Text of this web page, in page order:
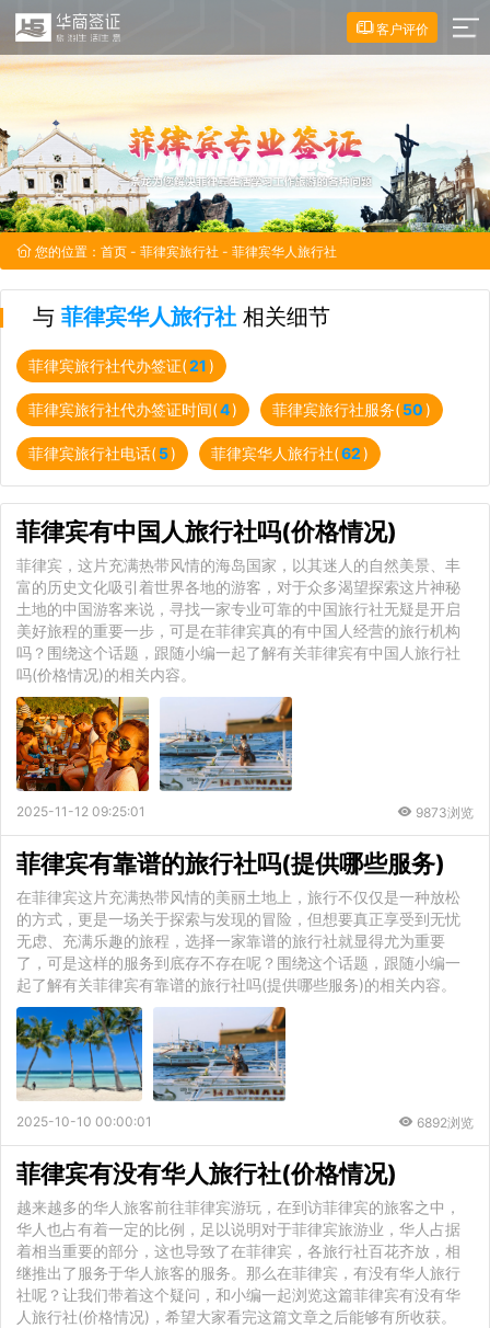
客户评价
您的位置： 首页 - 菲律宾旅行社 - 菲律宾华人旅行社
与 菲律宾华人旅行社 相关细节
菲律宾旅行社代办签证(21)
菲律宾旅行社代办签证时间(4) 菲律宾旅行社服务(50)
菲律宾旅行社电话(5) 菲律宾华人旅行社(62)
菲律宾有中国人旅行社吗(价格情况)
菲律宾，这片充满热带风情的海岛国家，以其迷人的自然美景、丰
富的历史文化吸引着世界各地的游客，对于众多渴望探索这片神秘
土地的中国游客来说，寻找一家专业可靠的中国旅行社无疑是开启
美好旅程的重要一步，可是在菲律宾真的有中国人经营的旅行机构
吗？围绕这个话题，跟随小编一起了解有关菲律宾有中国人旅行社
吗(价格情况)的相关内容。
2025-11-12 09:25:01 9873浏览
菲律宾有靠谱的旅行社吗(提供哪些服务)
在菲律宾这片充满热带风情的美丽土地上，旅行不仅仅是一种放松
的方式，更是一场关于探索与发现的冒险，但想要真正享受到无忧
无虑、充满乐趣的旅程，选择一家靠谱的旅行社就显得尤为重要
了，可是这样的服务到底存不存在呢？围绕这个话题，跟随小编一
起了解有关菲律宾有靠谱的旅行社吗(提供哪些服务)的相关内容。
2025-10-10 00:00:01 6892浏览
菲律宾有没有华人旅行社(价格情况)
越来越多的华人旅客前往菲律宾游玩，在到访菲律宾的旅客之中，
华人也占有着一定的比例，足以说明对于菲律宾旅游业，华人占据
着相当重要的部分，这也导致了在菲律宾，各旅行社百花齐放，相
继推出了服务于华人旅客的服务。那么在菲律宾，有没有华人旅行
社呢？让我们带着这个疑问，和小编一起浏览这篇菲律宾有没有华
人旅行社(价格情况)，希望大家看完这篇文章之后能够有所收获。